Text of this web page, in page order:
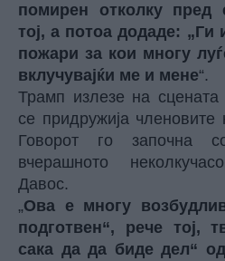
помирен отколку пред
тој, а потоа додаде: „Ги
пожари за кои многу
вклучувајќи ме и мене“.
Трамп излезе на
се придружија членовите
Говорот го започна
вчерашното
Давос.
„Ова е многу
подготвен“, рече тој,
сака да да биде дел“